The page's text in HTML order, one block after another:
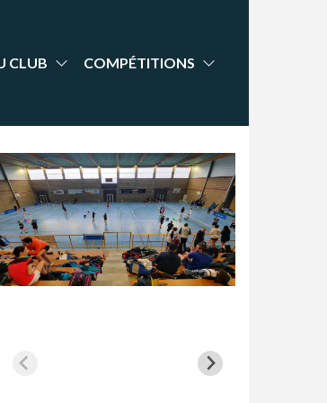
CLUB COMPÉTITIONS